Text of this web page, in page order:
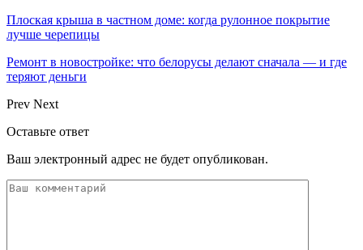
Плоская крыша в частном доме: когда рулонное покрытие
лучше черепицы
Ремонт в новостройке: что белорусы делают сначала — и где
теряют деньги
Prev Next
Оставьте ответ
Ваш электронный адрес не будет опубликован.